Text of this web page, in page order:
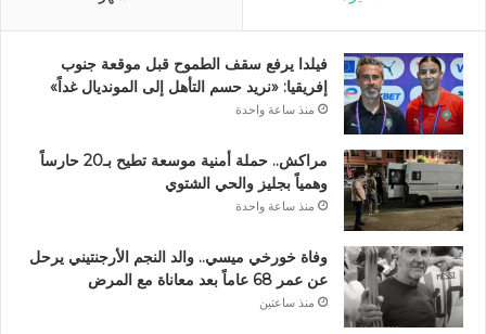
فيلدا يرفع سقف الطموح قبل موقعة جنوب
إفريقيا: «نريد حسم التأهل إلى المونديال غداً»
منذ ساعة واحدة
مراكش.. حملة أمنية موسعة تطيح بـ20 حارساً
وهمياً بجليز والحي الشتوي
منذ ساعة واحدة
وفاة خورخي ميسي.. والد النجم الأرجنتيني يرحل
عن عمر 68 عاماً بعد معاناة مع المرض
منذ ساعتين